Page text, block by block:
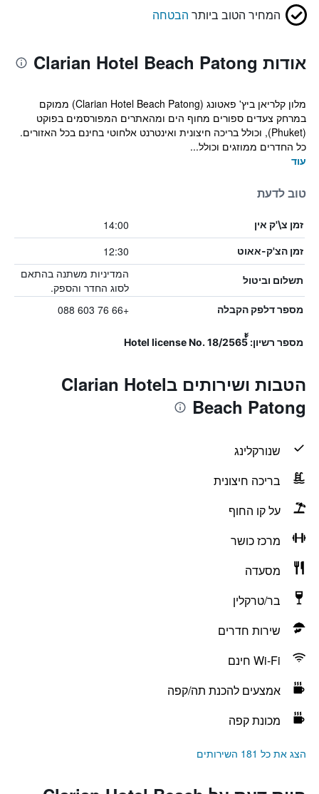
המחיר הטוב ביותר הבטחה
אודות Clarian Hotel Beach Patong
מלון קלריאן ביץ' פאטונג (Clarian Hotel Beach Patong) ממוקם
במרחק צעדים ספורים מחוף הים ומהאתרים המפורסמים בפוקט
(Phuket), וכולל בריכה חיצונית ואינטרנט אלחוטי בחינם בכל האזורים.
כל החדרים ממוזגים וכולל...
עוד
טוב לדעת
זמן צ\'ק אין 14:00
זמן הצ'ק-אאוט 12:30
תשלום וביטול
המדיניות משתנה בהתאם
לסוג החדר והספק.
מספר דלפק הקבלה +66 76 603 088
מספר רשיון: ้้Hotel license No. 18/2565
הטבות ושירותים בClarian Hotel
Beach Patong
שנורקלינג
בריכה חיצונית
על קו החוף
מרכז כושר
מסעדה
בר/טרקלין
שירות חדרים
Wi-Fi חינם
אמצעים להכנת תה/קפה
מכונת קפה
הצג את כל 181 השירותים